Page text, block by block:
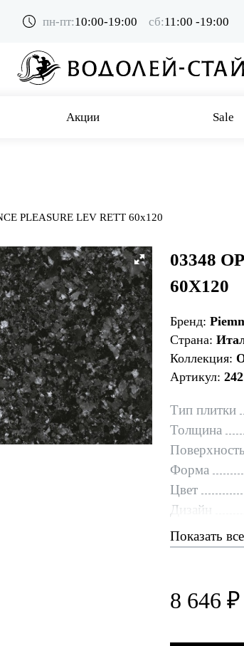
пн-пт:10:00-19:00 сб:11:00 -19:00
Акции Sale
PLEASURE LEV RETT 60x120
03348
60X120
Бренд:
Страна:
Коллекция:
Артикул:
Тип плитки
Толщина
Поверхность
Форма
Цвет
Дизайн
Показать
8 646